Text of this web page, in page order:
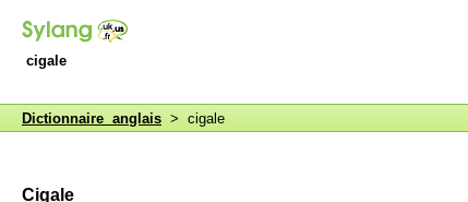
cigale
Dictionnaire anglais > cigale
Cigale